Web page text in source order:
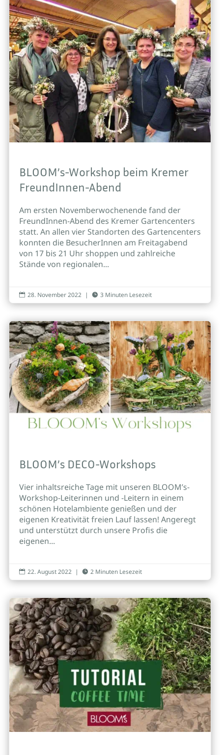
BLOOM’s-Workshop beim Kremer
FreundInnen-Abend
Am ersten Novemberwochenende fand der
FreundInnen-Abend des Kremer Gartencenters
statt. An allen vier Standorten des Gartencenters
konnten die BesucherInnen am Freitagabend
von 17 bis 21 Uhr shoppen und zahlreiche
Stände von regionalen...
 28. November 2022 |  3 Minuten Lesezeit
BLOOM’s DECO-Workshops
Vier inhaltsreiche Tage mit unseren BLOOM’s-
Workshop-Leiterinnen und -Leitern in einem
schönen Hotelambiente genießen und der
eigenen Kreativität freien Lauf lassen! Angeregt
und unterstützt durch unsere Profis die
eigenen...
 22. August 2022 |  2 Minuten Lesezeit